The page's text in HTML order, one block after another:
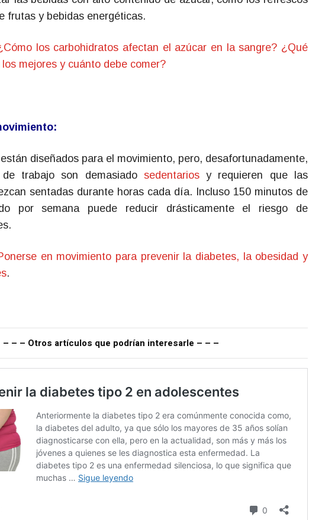
frutas y bebidas energéticas.
los carbohidratos afectan el azúcar en la sangre? ¿Qué
mejores y cuánto debe comer?
diseñados para el movimiento, pero, desafortunadamente,
trabajo son demasiado sedentariosy requieren que las
sentadas durante horas cada día. Incluso 150 minutos de
por semana puede reducir drásticamente el riesgo de
en movimiento para prevenir la diabetes, la obesidad y
.
– – – Otros artículos que podrían interesarle – – –